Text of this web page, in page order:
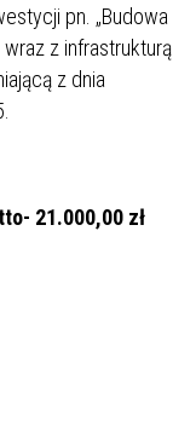
pn. „Budowa
z infrastrukturą
z dnia
21.000,00 zł